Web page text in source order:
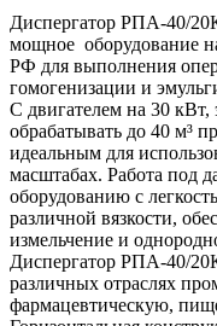
Диспергатор РПА-40/
мощное оборудование
РФ для выполнения
гомогенизации и
С двигателем на 30 кВт,
обрабатывать до 40 м³
идеальным для
масштабах. Работа под
оборудованию с
различной вязкости,
измельчение и
Диспергатор РПА-40/
различных отраслях
фармацевтическую,